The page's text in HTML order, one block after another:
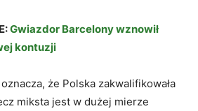
Gwiazdor Barcelony wznowił
kontuzji
że ​​Polska zakwalifikowała
miksta jest w dużej mierze